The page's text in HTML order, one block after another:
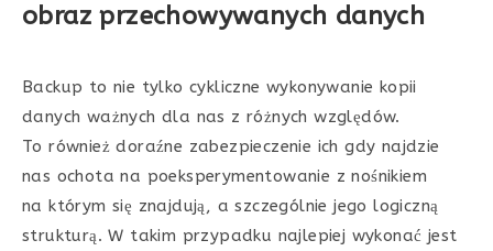
obraz przechowywanych danych
Backup to nie tylko cykliczne wykonywanie kopii
danych ważnych dla nas z różnych względów.
To również doraźne zabezpieczenie ich gdy najdzie
nas ochota na poeksperymentowanie z nośnikiem
na którym się znajdują, a szczególnie jego logiczną
strukturą. W takim przypadku najlepiej wykonać jest